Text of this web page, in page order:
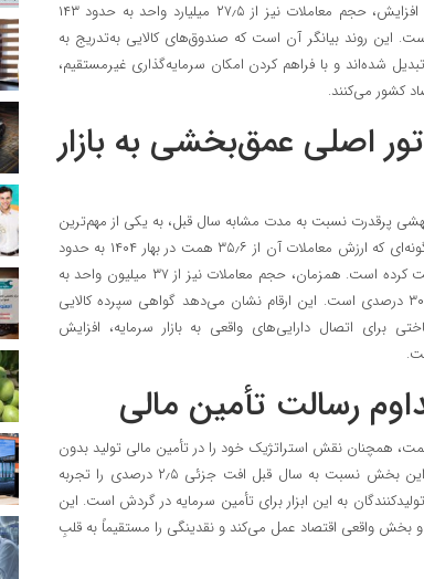
رشد ۲۵۹ درصدی را تجربه کرده است. همزمان با این افزایش، حجم معاملات نیز از ۲۷٫۵ میلیارد واحد به حدود ۱۴۳
که نشان‌دهنده رشد ۴۱۹ درصدی است. این روند بیانگر آن است که صندوق‌های کالایی به‌تدریج به
شده‌اند و با فراهم کردن امکان سرمایه‌گذاری غیرمستقیم،
کشور می‌کنند.
اصلی عمق‌بخشی به بازار
کالایی در سه‌ماهه نخست سال ۱۴۰۵ با جهشی پرقدرت نسبت به مدت مشابه سال قبل، به یکی از مهم‌ترین
محرک های بازار اوراق بهادار مبتنی بر کالا تبدیل شد؛ به‌گونه‌ای که ارزش معاملات آن از ۳۵٫۶ همت در بهار ۱۴۰۴ به حدود
۱۷۹ همت در بهار ۱۴۰۵ رسیده و رشد ۴۰۳ درصدی را ثبت کرده است. همزمان، حجم معاملات نیز از ۳۷ میلیون واحد به
حدود ۱۵۲ میلیون واحد افزایش یافته که بیانگر رشد ۳۰۹ درصدی است. این ارقام نشان می‌دهد گواهی سپرده کالایی
برای اتصال دارایی‌های واقعی به بازار سرمایه، افزایش
رسالت تأمین مالی
موازی استاندارد با ارزش معاملاتی در حدود ۳٫۸ همت، همچنان نقش استراتژیک خود را در تأمین مالی تولید بدون
اتکا به نظام بانکی ایفا می‌کند. هرچند ارزش معاملات این بخش نسبت به سال قبل افت جزئی ۲٫۵ درصدی را تجربه
به این ابزار برای تأمین سرمایه در گردش است. این
و بخش واقعی اقتصاد عمل می‌کند و نقدینگی را مستقیماً به قلبِ